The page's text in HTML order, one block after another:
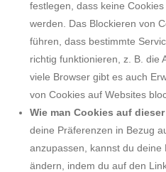
festlegen, dass keine
werden. Das Blockieren von
führen, dass bestimmte
richtig funktionieren, z. B. die
viele Browser gibt es auch
von Cookies auf Websites
Wie man Cookies auf
deine Präferenzen in Bezug
anzupassen, kannst du deine
ändern, indem du auf den